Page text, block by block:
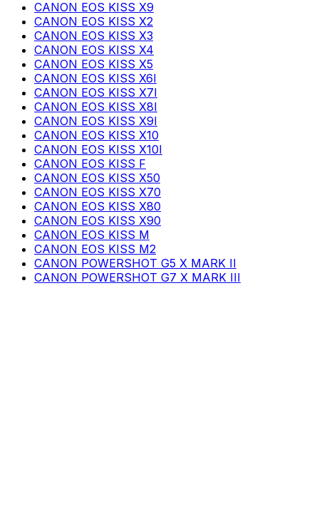
CANON EOS KISS X9
CANON EOS KISS X2
CANON EOS KISS X3
CANON EOS KISS X4
CANON EOS KISS X5
CANON EOS KISS X6I
CANON EOS KISS X7I
CANON EOS KISS X8I
CANON EOS KISS X9I
CANON EOS KISS X10
CANON EOS KISS X10I
CANON EOS KISS F
CANON EOS KISS X50
CANON EOS KISS X70
CANON EOS KISS X80
CANON EOS KISS X90
CANON EOS KISS M
CANON EOS KISS M2
CANON POWERSHOT G5 X MARK II
CANON POWERSHOT G7 X MARK III